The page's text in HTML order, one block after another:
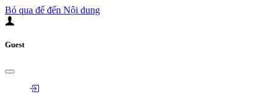
Bỏ qua để đến Nội dung
Guest